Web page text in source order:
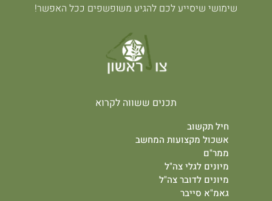
שימושי שיסייע לכם להגיע משופשפים ככל האפשר!
תכנים ששווה לקרוא
חיל תקשוב
אשכול מקצועות המחשב
ממר"ם
מיונים לגלי צה"ל
מיונים לדובר צה"ל
גאמ"א סייבר